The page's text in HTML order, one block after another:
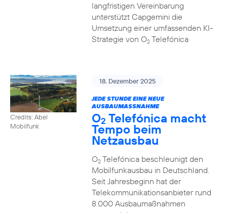
langfristigen Vereinbarung
unterstützt Capgemini die
Umsetzung einer umfassenden KI-
Strategie von O2Telefónica
Credits: Abel
Mobilfunk
18. Dezember 2025
JEDE STUNDE EINE NEUE
AUSBAUMASSNAHME
O2 Telefónica macht
Tempo beim
Netzausbau
O2Telefónica beschleunigt den
Mobilfunkausbau in Deutschland.
Seit Jahresbeginn hat der
Telekommunikationsanbieter rund
8.000 Ausbaumaßnahmen